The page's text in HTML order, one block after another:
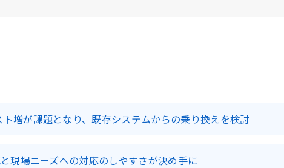
増が課題となり、既存システムからの乗り換えを検討
現場ニーズへの対応のしやすさが決め手に